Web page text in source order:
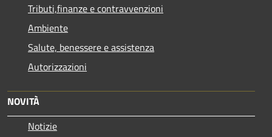
Tributi,finanze e contravvenzioni
Ambiente
Salute, benessere e assistenza
Autorizzazioni
NOVITÀ
Notizie